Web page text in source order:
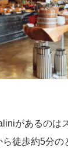
があるのは
ら徒歩約5分の